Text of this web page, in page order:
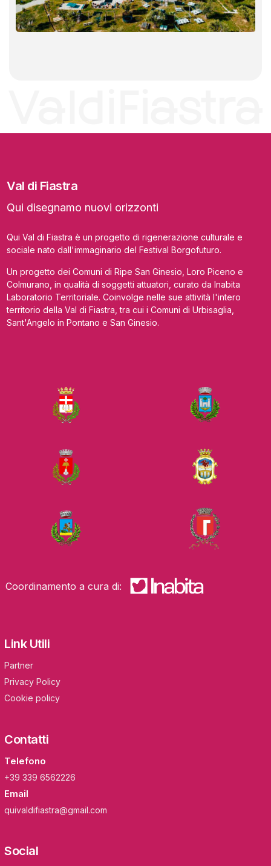
Val di Fiastra
Qui disegnamo nuovi orizzonti
Qui Val di Fiastra è un progetto di rigenerazione culturale e
sociale nato dall'immaginario del Festival Borgofuturo.
Un progetto dei Comuni di Ripe San Ginesio, Loro Piceno e
Colmurano, in qualità di soggetti attuatori, curato da Inabita
Laboratorio Territoriale. Coinvolge nelle sue attività l'intero
territorio della Val di Fiastra, tra cui i Comuni di Urbisaglia,
Sant'Angelo in Pontano e San Ginesio.
Coordinamento a cura di:
Link Utili
Partner
Privacy Policy
Cookie policy
Contatti
Telefono
+39 339 6562226
Email
quivaldifiastra@gmail.com
Social